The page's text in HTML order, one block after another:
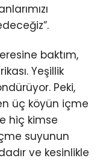
baktım,
Yeşillik
Peki,
üç köyün içme
hiç kimse
suyunun
ve kesinlikle